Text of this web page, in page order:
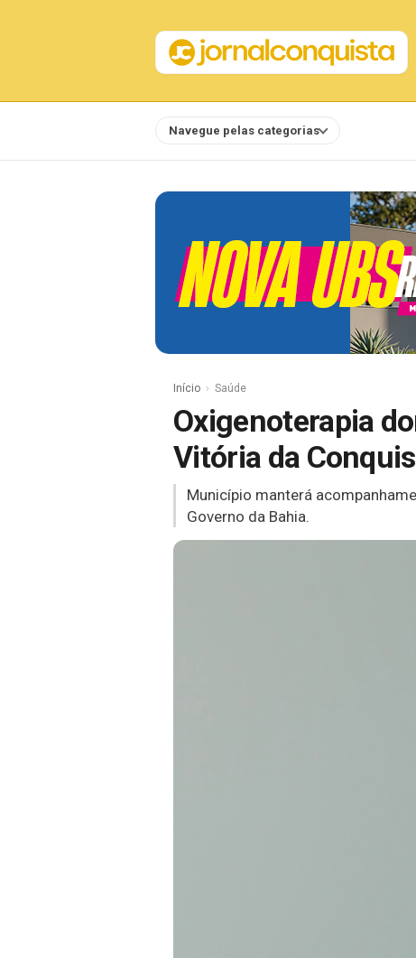
Navegue pelas categorias
Início Saúde
Oxigenoterapia
Vitória da
Município manterá
Governo da Bahia.